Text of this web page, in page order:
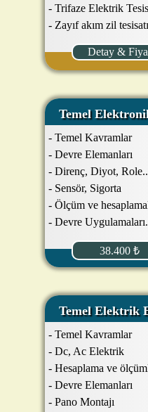
- Trifaze Elektrik
- Zayıf akım zil
Detay &
Temel
- Temel Kavramlar
- Devre Elemanları
- Direnç, Diyot, Role..
- Sensör, Sigorta
- Ölçüm ve
- Devre
38.400 ₺
Temel Elektrik
- Temel Kavramlar
- Dc, Ac Elektrik
- Hesaplama ve
- Devre Elemanları
- Pano Montajı